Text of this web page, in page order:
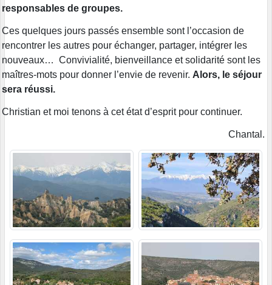
responsables de groupes.
Ces quelques jours passés ensemble sont l’occasion de
rencontrer les autres pour échanger, partager, intégrer les
nouveaux… Convivialité, bienveillance et solidarité sont les
maîtres-mots pour donner l’envie de revenir. Alors, le séjour
sera réussi.
Christian et moi tenons à cet état d’esprit pour continuer.
Chantal.